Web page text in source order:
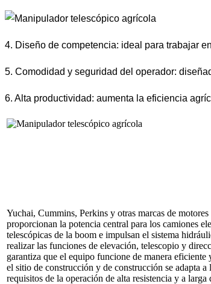
4. Diseño de competencia: ideal para trabajar
5. Comodidad y seguridad del operador:
6. Alta productividad: aumenta la eficiencia
Yuchai, Cummins, Perkins y otras marcas de motores
proporcionan la potencia central para los camiones
telescópicas de la boom e impulsan el sistema
realizar las funciones de elevación, telescopio y
garantiza que el equipo funcione de manera eficiente
el sitio de construcción y de construcción se adapta a
requisitos de la operación de alta resistencia y a larga